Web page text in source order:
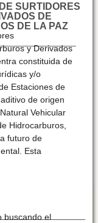
SURTIDORES
DE
DE LA PAZ
y Derivados
constituida de
y/o
Estaciones de
de origen
Vehicular
Hidrocarburos,
futuro de
Esta
buscando el